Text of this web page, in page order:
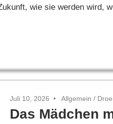
wie sie werden wird,
Juli 10, 2026 Allgemein /
Das Mädchen